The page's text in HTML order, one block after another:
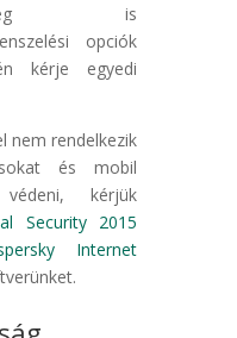
is
opciók
kérje egyedi
nem rendelkezik
és mobil
kérjük
Security 2015
Internet